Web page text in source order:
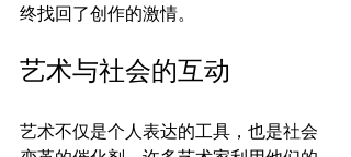
终找回了创作的激情。
艺术与社会的互动
艺术不仅是个人表达的工具，也是社会